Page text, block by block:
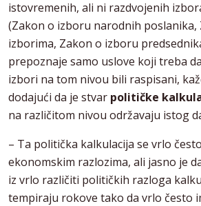
istovremenih, ali ni razdvojenih
(Zakon o izboru narodnih poslanika,
izborima, Zakon o izboru
prepoznaje samo uslove koji treba
izbori na tom nivou bili raspisani,
dodajući da je stvar političke
na različitom nivou održavaju istog
– Ta politička kalkulacija se vrlo
ekonomskim razlozima, ali jasno je
iz vrlo različiti političkih razloga
tempiraju rokove tako da vrlo često